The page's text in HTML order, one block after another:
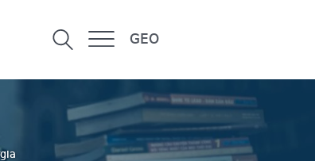
GEO